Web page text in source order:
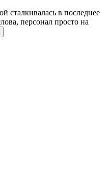
сталкивалась в последнее
персонал просто на